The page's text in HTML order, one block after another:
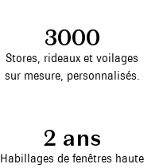
3000
Stores, rideaux et voilages
sur mesure, personnalisés.
2 ans
Habillages de fenêtres haute